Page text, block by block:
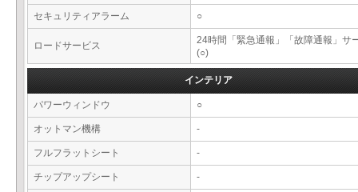
セキュリティアラーム ○
ロードサービス
24時間「緊急通報」「故障通報」サ
(○)
インテリア
パワーウィンドウ ○
オットマン機構 -
フルフラットシート -
チップアップシート -